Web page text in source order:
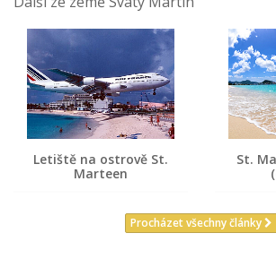
Letiště na ostrově St.
Marteen
St.
Procházet všechny články